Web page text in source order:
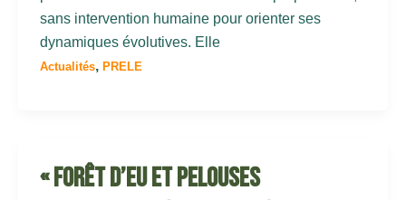
sans intervention humaine pour orienter ses
dynamiques évolutives. Elle
Actualités, PRELE
« Forêt d’Eu et pelouses